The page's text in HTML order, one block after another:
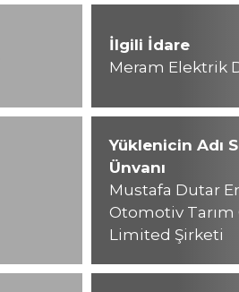
İlgili İdare
Meram Elektrik
Yüklenicin Adı
Ünvanı
Mustafa Dutar
Otomotiv Tarım
Limited Şirketi